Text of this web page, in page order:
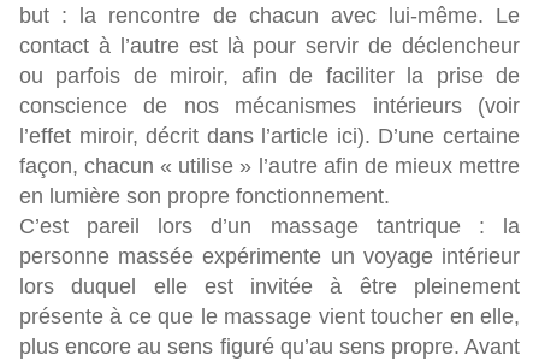
but : la rencontre de chacun avec lui-même. Le
contact à l’autre est là pour servir de déclencheur
ou parfois de miroir, afin de faciliter la prise de
conscience de nos mécanismes intérieurs (voir
l’effet miroir, décrit dans l’article ici). D’une certaine
façon, chacun « utilise » l’autre afin de mieux mettre
en lumière son propre fonctionnement.
C’est pareil lors d’un massage tantrique : la
personne massée expérimente un voyage intérieur
lors duquel elle est invitée à être pleinement
présente à ce que le massage vient toucher en elle,
plus encore au sens figuré qu’au sens propre. Avant